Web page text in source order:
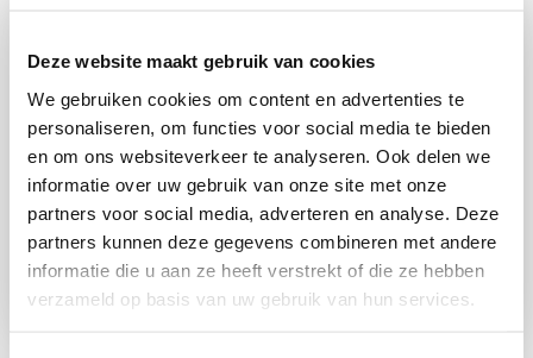
Deze website maakt gebruik van cookies
We gebruiken cookies om content en advertenties te
personaliseren, om functies voor social media te bieden
en om ons websiteverkeer te analyseren. Ook delen we
informatie over uw gebruik van onze site met onze
partners voor social media, adverteren en analyse. Deze
partners kunnen deze gegevens combineren met andere
informatie die u aan ze heeft verstrekt of die ze hebben
verzameld op basis van uw gebruik van hun services.